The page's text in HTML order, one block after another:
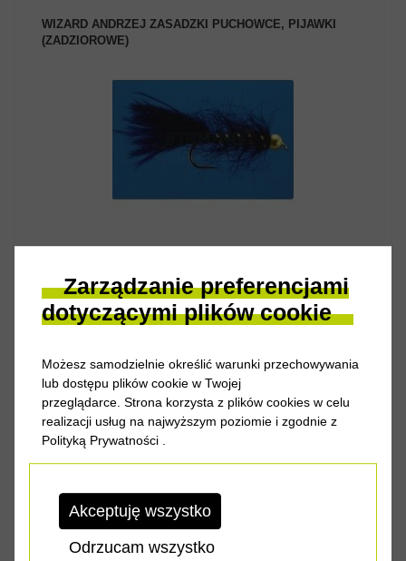
Zarządzanie preferencjami
dotyczącymi plików cookie
Możesz samodzielnie określić warunki przechowywania
lub dostępu plików cookie w Twojej
przeglądarce. Strona korzysta z plików cookies w celu
realizacji usług na najwyższym poziomie i zgodnie z
Polityką Prywatności .
Akceptuję wszystko
Odrzucam wszystko
WIZARD ANDRZEJ ZASADZKI PUCHOWCE, PIJAWKI
(ZADZIOROWE)
ZOBACZ PRODUKT
Cena od3.50 zł
WIZARD ANDRZEJ ZASADZKI NIMFY, LARWY
(BEZZADZIOROWE)
ZOBACZ PRODUKT